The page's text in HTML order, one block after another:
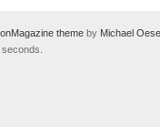
theme by Michael